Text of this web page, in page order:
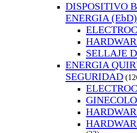
DISPOSITIVO
ENERGIA (EbD)
SELLAJE
ENERGIA
SEGURIDAD